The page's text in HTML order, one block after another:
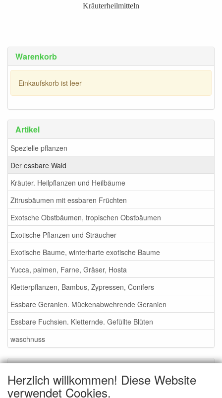
Warenkorb
Einkaufskorb ist leer
Artikel
Spezielle pflanzen
Der essbare Wald
Kräuter. Heilpflanzen und Heilbäume
Zitrusbäumen mit essbaren Früchten
Exotsche Obstbäumen, tropischen Obstbäumen
Exotische Pflanzen und Sträucher
Exotische Baume, winterharte exotische Baume
Yucca, palmen, Farne, Gräser, Hosta
Kletterpflanzen, Bambus, Zypressen, Conifers
Essbare Geranien. Mückenabwehrende Geranien
Essbare Fuchsien. Kletternde. Gefüllte Blüten
waschnuss
Gartenmessen 2026
Kräuterheilmitteln
Herzlich willkommen! Diese Website
verwendet Cookies.